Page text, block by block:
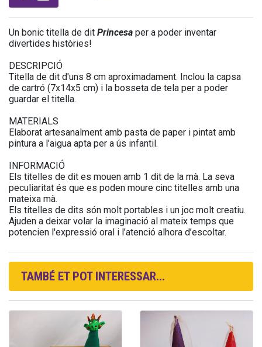
Un bonic titella de dit Princesa per a poder inventar
divertides històries!
DESCRIPCIÓ
Titella de dit d'uns 8 cm aproximadament. Inclou la capsa
de cartró (7x14x5 cm) i la bosseta de tela per a poder
guardar el titella.
MATERIALS
Elaborat artesanalment amb pasta de paper i pintat amb
pintura a l’aigua apta per a ús infantil.
INFORMACIÓ
Els titelles de dit es mouen amb 1 dit de la mà. La seva
peculiaritat és que es poden moure cinc titelles amb una
mateixa mà.
Els titelles de dits són molt portables i un joc molt creatiu.
Ajuden a deixar volar la imaginació al mateix temps que
potencien l'expressió oral i l’atenció alhora d’escoltar.
TAMBÉ ET POT INTERESSAR...